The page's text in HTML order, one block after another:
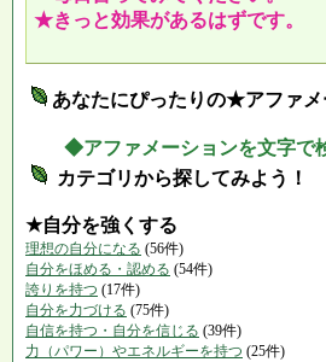
★きっと効果があるはずです。
あなたにぴったりの★アファ
◆アファメーションを文字で
カテゴリから探してみよう！
★自分を強くする
理想の自分になる (56件)
自分をほめる・認める (54件)
誇りを持つ (17件)
自分を力づける (75件)
自信を持つ・自分を信じる (39件)
力（パワー）やエネルギーを持つ (25件)